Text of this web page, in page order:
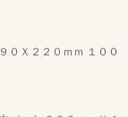
０Ｘ２２０ｍｍ １００